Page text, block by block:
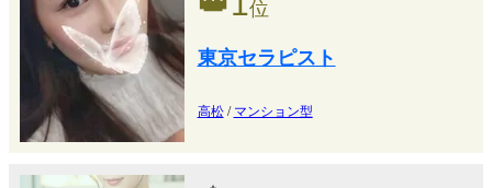
位
東京セラピスト
高松/マンション型